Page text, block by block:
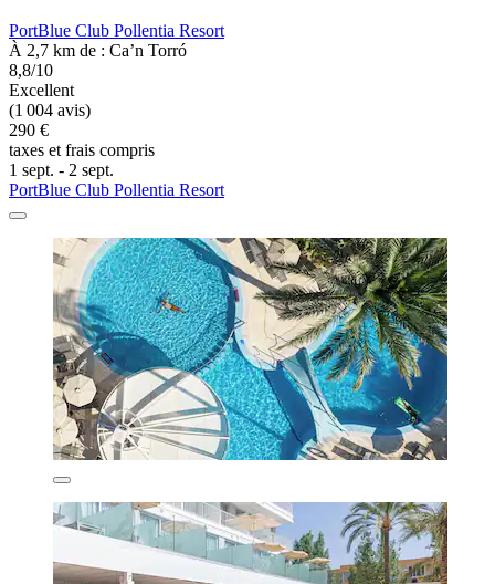
PortBlue Club Pollentia Resort
À 2,7 km de : Ca’n Torró
8,8/10
Excellent
(1 004 avis)
290 €
taxes et frais compris
1 sept. - 2 sept.
PortBlue Club Pollentia Resort